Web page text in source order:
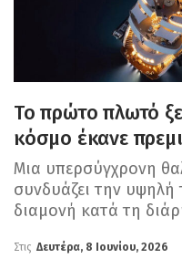
Το πρώτο πλωτό
κόσμο έκανε
Μια υπερσύγχρονη
συνδυάζει την υψηλή
διαμονή κατά τη
Στις Δευτέρα, 8 Ιουνίου, 2026